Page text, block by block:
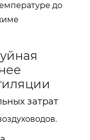
до
затрат